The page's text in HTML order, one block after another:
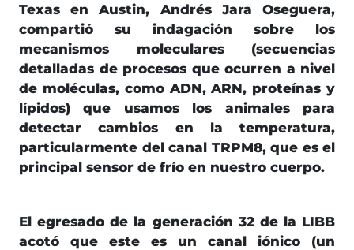
Texas en Austin, Andrés Jara Oseguera,
compartió su indagación sobre los
mecanismos moleculares (secuencias
detalladas de procesos que ocurren a nivel
de moléculas, como ADN, ARN, proteínas y
lípidos) que usamos los animales para
detectar cambios en la temperatura,
particularmente del canal TRPM8, que es el
principal sensor de frío en nuestro cuerpo.
El egresado de la generación 32 de la LIBB
acotó que este es un canal iónico (un